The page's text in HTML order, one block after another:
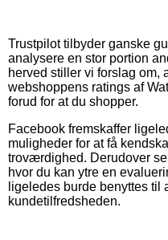
Trustpilot tilbyder ganske
analysere en stor portion
herved stiller vi forslag om,
webshoppens ratings af
forud for at du shopper.
Facebook fremskaffer
muligheder for at få
troværdighed. Derudover
hvor du kan ytre en
ligeledes burde benyttes til
kundetilfredsheden.